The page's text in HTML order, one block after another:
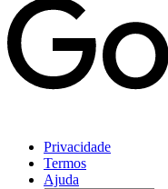
Privacidade
Termos
Ajuda